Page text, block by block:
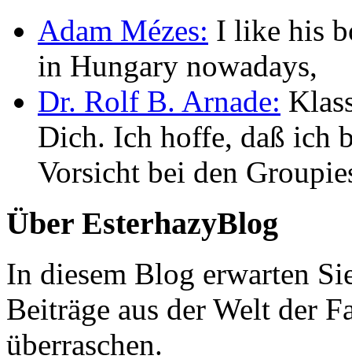
Adam Mézes: I like his
in Hungary nowadays,
Dr. Rolf B. Arnade:
Dich. Ich hoffe, daß ich
Vorsicht bei den
Über EsterhazyBlog
In diesem Blog erwarten
Beiträge aus der Welt der
überraschen.